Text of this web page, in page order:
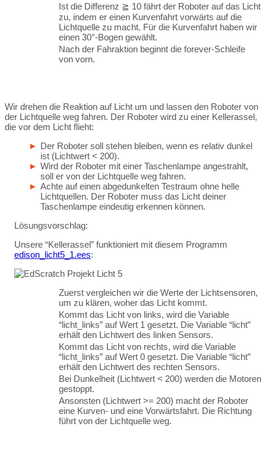
Ist die Differenz ≧ 10 fährt der Roboter auf das Licht
zu, indem er einen Kurvenfahrt vorwärts auf die
Lichtquelle zu macht. Für die Kurvenfahrt haben wir
einen 30°-Bogen gewählt.
Nach der Fahraktion beginnt die forever-Schleife
von vorn.
Wir drehen die Reaktion auf Licht um und lassen den Roboter von
der Lichtquelle weg fahren. Der Roboter wird zu einer Kellerassel,
die vor dem Licht flieht:
Der Roboter soll stehen bleiben, wenn es relativ dunkel
ist (Lichtwert < 200).
Wird der Roboter mit einer Taschenlampe angestrahlt,
soll er von der Lichtquelle weg fahren.
Achte auf einen abgedunkelten Testraum ohne helle
Lichtquellen. Der Roboter muss das Licht deiner
Taschenlampe eindeutig erkennen können.
Lösungsvorschlag:
Unsere “Kellerassel” funktioniert mit diesem Programm
edison_licht5_1.ees:
Zuerst vergleichen wir die Werte der Lichtsensoren,
um zu klären, woher das Licht kommt.
Kommt das Licht von links, wird die Variable
“licht_links” auf Wert 1 gesetzt. Die Variable “licht”
erhält den Lichtwert des linken Sensors.
Kommt das Licht von rechts, wird die Variable
“licht_links” auf Wert 0 gesetzt. Die Variable “licht”
erhält den Lichtwert des rechten Sensors.
Bei Dunkelheit (Lichtwert < 200) werden die Motoren
gestoppt.
Ansonsten (Lichtwert >= 200) macht der Roboter
eine Kurven- und eine Vorwärtsfahrt. Die Richtung
führt von der Lichtquelle weg.